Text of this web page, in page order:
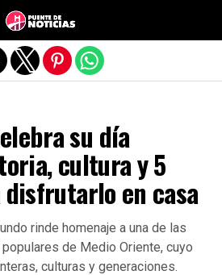
su día
cultura y 5
en casa
rinde homenaje a una de las
de Medio Oriente, cuyo
culturas y generaciones.
de la versión móvil